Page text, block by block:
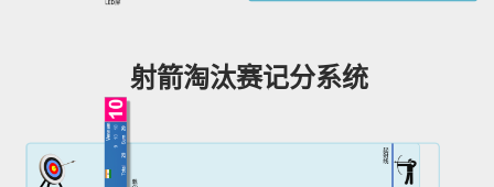
射箭淘汰赛记分系统